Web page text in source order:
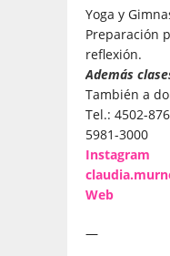
Yoga y
Preparación
reflexión.
Además
También a
Tel.: 4502-
5981-3000
Instagram
Web
—